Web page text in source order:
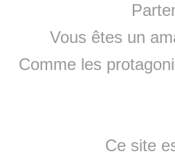
Vous êtes un
Comme les
Ce site